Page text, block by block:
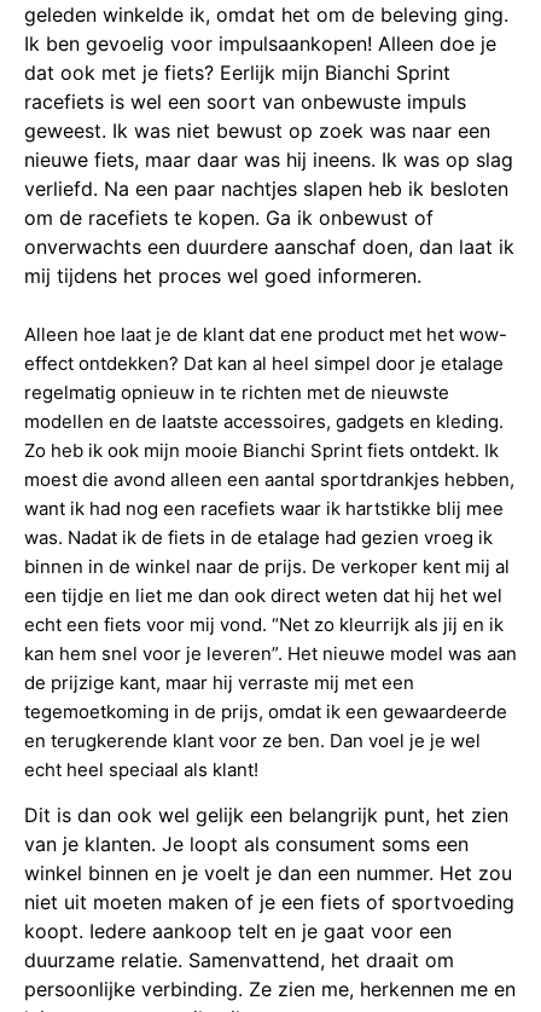
geleden winkelde ik, omdat het om de beleving ging.
Ik ben gevoelig voor impulsaankopen! Alleen doe je
dat ook met je fiets? Eerlijk mijn Bianchi Sprint
racefiets is wel een soort van onbewuste impuls
geweest. Ik was niet bewust op zoek was naar een
nieuwe fiets, maar daar was hij ineens. Ik was op slag
verliefd. Na een paar nachtjes slapen heb ik besloten
om de racefiets te kopen. Ga ik onbewust of
onverwachts een duurdere aanschaf doen, dan laat ik
mij tijdens het proces wel goed informeren.
Alleen hoe laat je de klant dat ene product met het wow-
effect ontdekken? Dat kan al heel simpel door je etalage
regelmatig opnieuw in te richten met de nieuwste
modellen en de laatste accessoires, gadgets en kleding.
Zo heb ik ook mijn mooie Bianchi Sprint fiets ontdekt. Ik
moest die avond alleen een aantal sportdrankjes hebben,
want ik had nog een racefiets waar ik hartstikke blij mee
was. Nadat ik de fiets in de etalage had gezien vroeg ik
binnen in de winkel naar de prijs. De verkoper kent mij al
een tijdje en liet me dan ook direct weten dat hij het wel
echt een fiets voor mij vond. “Net zo kleurrijk als jij en ik
kan hem snel voor je leveren”. Het nieuwe model was aan
de prijzige kant, maar hij verraste mij met een
tegemoetkoming in de prijs, omdat ik een gewaardeerde
en terugkerende klant voor ze ben. Dan voel je je wel
echt heel speciaal als klant!
Dit is dan ook wel gelijk een belangrijk punt, het zien
van je klanten. Je loopt als consument soms een
winkel binnen en je voelt je dan een nummer. Het zou
niet uit moeten maken of je een fiets of sportvoeding
koopt. Iedere aankoop telt en je gaat voor een
duurzame relatie. Samenvattend, het draait om
persoonlijke verbinding. Ze zien me, herkennen me en